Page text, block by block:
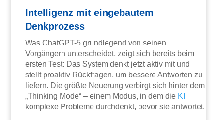
Intelligenz mit eingebautem
Denkprozess
Was ChatGPT-5 grundlegend von seinen
Vorgängern unterscheidet, zeigt sich bereits beim
ersten Test: Das System denkt jetzt aktiv mit und
stellt proaktiv Rückfragen, um bessere Antworten zu
liefern. Die größte Neuerung verbirgt sich hinter dem
„Thinking Mode“ – einem Modus, in dem die KI
komplexe Probleme durchdenkt, bevor sie antwortet.